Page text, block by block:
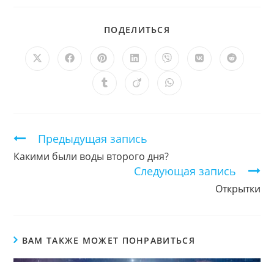
ПОДЕЛИТЬСЯ
Открывается
Открывается
новом
Открывается
в
новом
Открывается
в
новом
Открывается
в
новом
Открывается
Открывается
ОткрываетсяОткрывается
Продолжить
чтение
Предыдущая запись
Какими были воды второго дня?
Следующая запись
Открытки
ВАМ ТАКЖЕ МОЖЕТ ПОНРАВИТЬСЯ